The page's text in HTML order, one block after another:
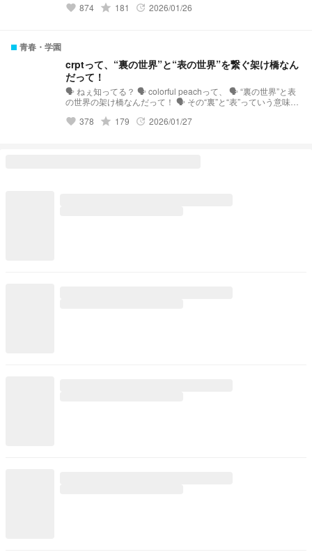
favorite 874 grade 181 update 2026/01/26
青春・学園
crptって、“裏の世界”と“表の世界”を繋ぐ架け橋なん
だって！
🗣️ ねぇ知ってる？ 🗣️ colorful peachって、 🗣️ “裏の世界”と表
の世界の架け橋なんだって！ 🗣️ その“裏”と“表”っていう意味は
ー 「crptって“裏の世界”と”表の世界“を繋ぐ架け橋なんだっ
favorite 378 grade 179 update 2026/01/27